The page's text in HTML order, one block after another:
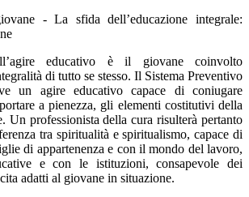
- La sfida dell’educazione integrale:
educativo è il giovane coinvolto
di tutto se stesso. Il Sistema Preventivo
un agire educativo capace di coniugare
a pienezza, gli elementi costitutivi della
Un professionista della cura risulterà pertanto
tra spiritualità e spiritualismo, capace di
di appartenenza e con il mondo del lavoro,
e con le istituzioni, consapevole dei
adatti al giovane in situazione.